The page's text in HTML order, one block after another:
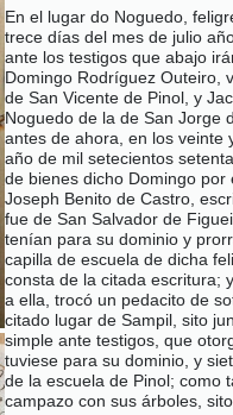
En el lugar do Noguedo,
trece días del mes de julio
ante los testigos que abajo
Domingo Rodríguez Outeiro,
de San Vicente de Pinol, y
Noguedo de la de San Jorge
antes de ahora, en los veinte
año de mil setecientos
de bienes dicho Domingo
Joseph Benito de Castro,
fue de San Salvador de
tenían para su dominio y
capilla de escuela de dicha
consta de la citada escritura;
a ella, trocó un pedacito de
citado lugar de Sampil, sito
simple ante testigos, que
tuviese para su dominio, y
de la escuela de Pinol; como
campazo con sus árboles,